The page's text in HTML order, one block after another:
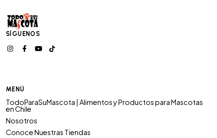
SÍGUENOS
MENÚ
TodoParaSuMascota | Alimentos y Productos para Mascotas
en Chile
Nosotros
Conoce Nuestras Tiendas